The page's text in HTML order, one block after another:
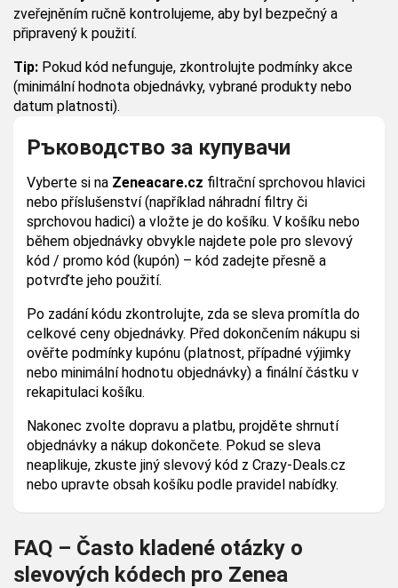
zveřejněním ručně kontrolujeme, aby byl bezpečný a
připravený k použití.
Tip: Pokud kód nefunguje, zkontrolujte podmínky akce
(minimální hodnota objednávky, vybrané produkty nebo
datum platnosti).
Ръководство за купувачи
Vyberte si na Zeneacare.cz filtrační sprchovou hlavici
nebo příslušenství (například náhradní filtry či
sprchovou hadici) a vložte je do košíku. V košíku nebo
během objednávky obvykle najdete pole pro slevový
kód / promo kód (kupón) – kód zadejte přesně a
potvrďte jeho použití.
Po zadání kódu zkontrolujte, zda se sleva promítla do
celkové ceny objednávky. Před dokončením nákupu si
ověřte podmínky kupónu (platnost, případné výjimky
nebo minimální hodnotu objednávky) a finální částku v
rekapitulaci košíku.
Nakonec zvolte dopravu a platbu, projděte shrnutí
objednávky a nákup dokončete. Pokud se sleva
neaplikuje, zkuste jiný slevový kód z Crazy-Deals.cz
nebo upravte obsah košíku podle pravidel nabídky.
FAQ – Často kladené otázky o
slevových kódech pro Zenea